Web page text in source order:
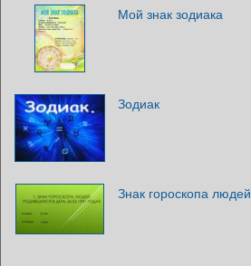
Мой знак зодиака
Зодиак
Знак гороскопа людей